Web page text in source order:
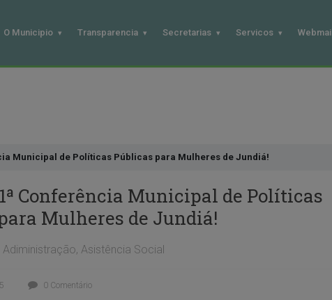
O Municipio Transparencia Secretarias Servicos Webmail
Municipal de Políticas Públicas para Mulheres de Jundiá!
Conferência Municipal de Políticas
Mulheres de Jundiá!
Adiministração, Asistência Social
0 Comentário